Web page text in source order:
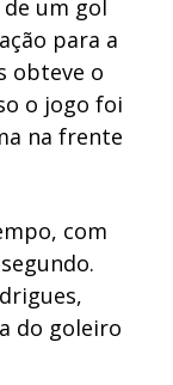
um gol
para a
obteve o
o jogo foi
na frente
com
do goleiro